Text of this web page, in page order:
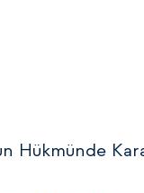
Hükmünde